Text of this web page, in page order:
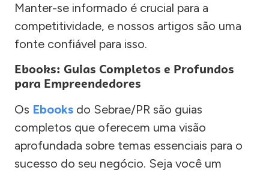
Manter-se informado é crucial para a
competitividade, e nossos artigos são uma
fonte confiável para isso.
Ebooks: Guias Completos e Profundos
para Empreendedores
Os Ebooks do Sebrae/PR são guias
completos que oferecem uma visão
aprofundada sobre temas essenciais para o
sucesso do seu negócio. Seja você um